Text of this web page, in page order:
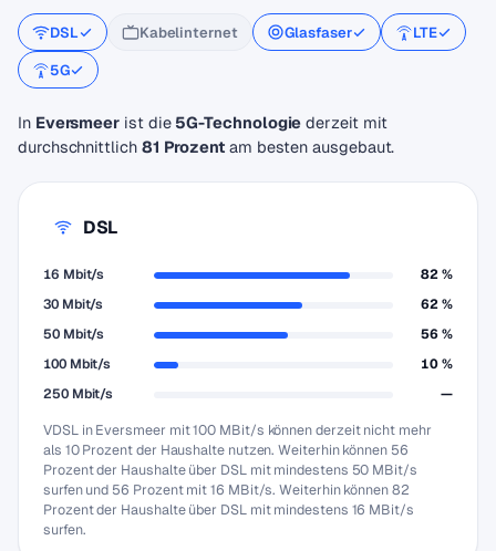
DSL Kabelinternet Glasfaser
LTE
5G
In Eversmeer ist die 5G-Technologie derzeit mit
durchschnittlich 81 Prozentam besten ausgebaut.
DSL
16 Mbit/s
82 %
30 Mbit/s
62 %
50 Mbit/s
56 %
100 Mbit/s
10 %
250 Mbit/s
—
VDSL in Eversmeer mit 100 MBit/s können derzeit nicht mehr
als 10 Prozent der Haushalte nutzen. Weiterhin können 56
Prozent der Haushalte über DSL mit mindestens 50 MBit/s
surfen und 56 Prozent mit 16 MBit/s. Weiterhin können 82
Prozent der Haushalte über DSL mit mindestens 16 MBit/s
surfen.